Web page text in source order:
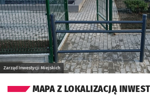
Zarząd Inwestycji Miejskich
MAPA Z LOKALIZACJĄ